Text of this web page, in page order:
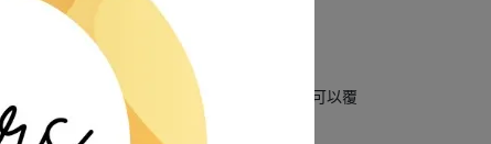
全部或部分牆壁版、任何壁面戶垂直表面均可以覆